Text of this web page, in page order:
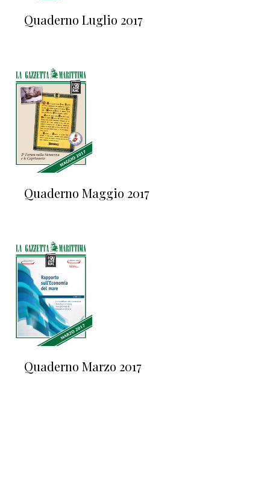
Quaderno Luglio 2017
Quaderno Maggio 2017
Quaderno Marzo 2017